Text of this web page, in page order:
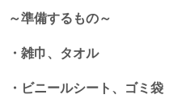
～準備するもの～
・雑巾、タオル
・ビニールシート、ゴミ袋